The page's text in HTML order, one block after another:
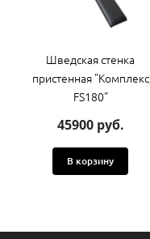
Шведская стенка
пристенная "Комплекс
FS180"
45900 руб.
В корзину